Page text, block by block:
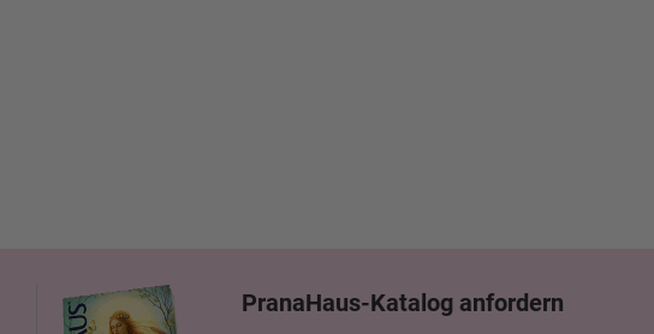
PranaHaus-Katalog anfordern